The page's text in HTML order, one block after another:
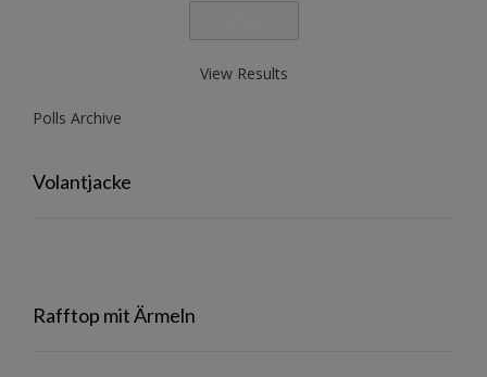
View Results
Polls Archive
Volantjacke
Rafftop mit Ärmeln